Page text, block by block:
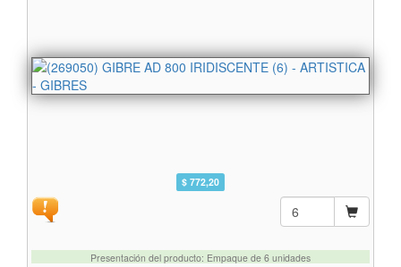
$ 772,20
Presentación del producto: Empaque de 6 unidades